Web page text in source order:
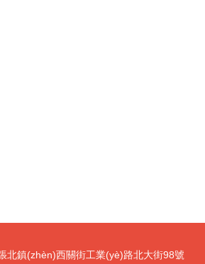
北鎮(zhèn)西關街工業(yè)路北大街98號